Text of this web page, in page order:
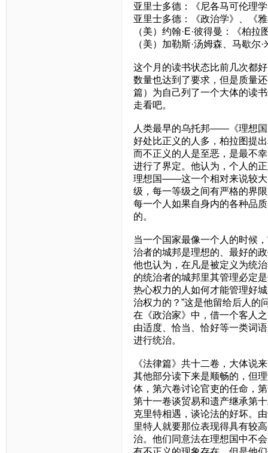
亚里士多德：《尼各马可伦理
亚里士多德：《政治学》、《
（美）约翰·E·彼得曼：《柏拉
（美）加勒斯·汤姆森、马歇尔
这个月的读书状态比前几次都
数量也达到了要求，但是质量
篇）为自己列了一个大体的读
走看吧。
人类最早的乌托邦——《理想国
好处比正义的人多，柏拉图提
而不正义的人是至恶，是最不
进行了界定。他认为，个人的
理想国——这一个相对来说较大
级，每一等级之间有严格的界
每一个人如果自身内的各种品
的。
当一个国家最像一个人的时候
治者的城邦是理想的、最好的
他也认为，在凡是被定义为统
的统治者的城邦里其管理必定
热心权力的人如何才能管理好
治权力的？”这是他留给后人的
在《政治家》中，借一个客人
由适度、恰当、恰好等一类词
进行统治。
《法律篇》共十二卷，大体说
其他部分读下来是顺畅的，但
体，第六卷讨论官吏的任命，
第十一卷谈贸易和遗产继承第
克里特相遇，谈论法的好坏。
里特人就要那位表现得具有较
治。他们同意法在理想国中不